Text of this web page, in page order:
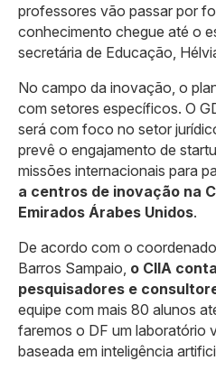
professores vão passar por
conhecimento chegue até o
secretária de Educação,
No campo da inovação, o
com setores específicos. O
será com foco no setor
prevê o engajamento de
missões internacionais para
a centros de inovação na
Emirados Árabes Unidos.
De acordo com o
Barros Sampaio, o CIIA
pesquisadores e
equipe com mais 80 alunos
faremos o DF um laboratório
baseada em inteligência